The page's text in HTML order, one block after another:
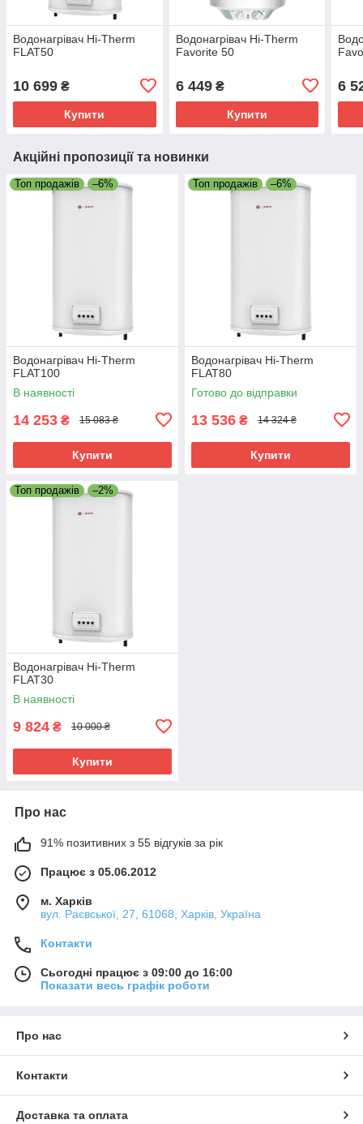
Водонагрівач Hi-Therm
FLAT50
10 699 ₴
Купити
Водонагрівач Hi-Therm
Favorite 50
6 449₴
Купити
6
Акційні пропозиції та новинки
Топ продажів –6%
Водонагрівач Hi-Therm
FLAT100
В наявності
14 253 ₴ 15 083 ₴
Купити
Топ продажів –6%
Водонагрівач Hi-Therm
FLAT80
Готово до відправки
13 536 ₴ 14 324 ₴
Купити
Топ продажів –2%
Водонагрівач Hi-Therm
FLAT30
В наявності
9 824 ₴ 10 000 ₴
Купити
Про нас
91% позитивних з 55 відгуків за рік
Працює з 05.06.2012
м. Харків
вул. Раєвської, 27, 61068, Харків, Україна
Контакти
Сьогодні працює з 09:00 до 16:00
Показати весь графік роботи
Про нас
Контакти
Доставка та оплата